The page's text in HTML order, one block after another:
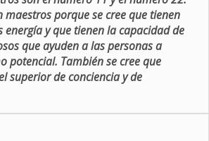
maestros porque se cree que tienen
y que tienen la capacidad de
que ayuden a las personas a
potencial. También se cree que
superior de conciencia y de